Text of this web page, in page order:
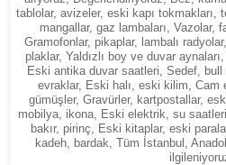
tablolar, avizeler, eski kapı tokmakları,
mangallar, gaz lambaları, Vazolar,
Gramofonlar, pikaplar, lambalı
plaklar, Yaldızlı boy ve duvar
Eski antika duvar saatleri, Sedef,
evraklar, Eski halı, eski kilim, Cam
gümüşler, Gravürler, kartpostallar,
mobilya, ikona, Eski elektrik, su saatleri
bakır, pirinç, Eski kitaplar, eski
kadeh, bardak, Tüm İstanbul,